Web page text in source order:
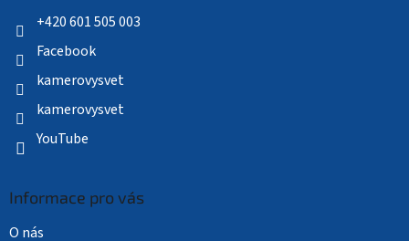
+420 601 505 003
Facebook
kamerovysvet
kamerovysvet
YouTube
Informace pro vás
O nás